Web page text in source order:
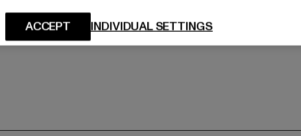
LIEFERUNG & RÜCKGABE
INDIVIDUAL SETTINGS
ACCEPT